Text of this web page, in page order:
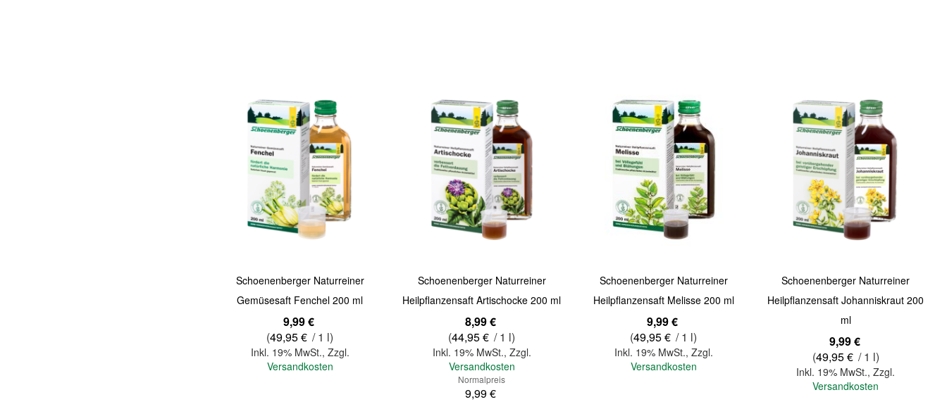
Quickview Quickview
Schoenenberger Naturreiner
Gemüsesaft Fenchel 200 ml
9,99 €
(49,95 € / 1 l)
Inkl. 19% MwSt., Zzgl.
Versandkosten
Schoenenberger Naturreiner
Heilpflanzensaft Artischocke 200 ml
8,99 €
(44,95 € / 1 l)
Inkl. 19% MwSt., Zzgl.
Versandkosten
Normalpreis
9,99 €
Schoenenberger Naturreiner
Heilpflanzensaft Melisse 200 ml
9,99 €
(49,95 € / 1 l)
Inkl. 19% MwSt., Zzgl.
Versandkosten
Schoenenberger Naturreiner
Heilpflanzensaft Johanniskraut 200
ml
9,99 €
(49,95 € / 1 l)
Inkl. 19% MwSt.,Zzgl.
Versandkosten